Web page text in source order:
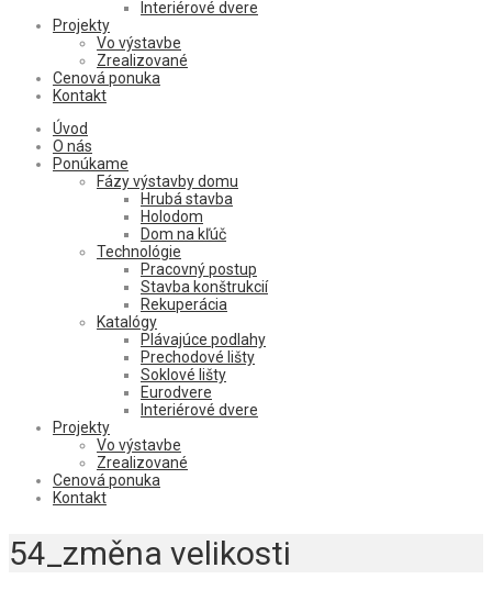
Interiérové dvere
Projekty
Vo výstavbe
Zrealizované
Cenová ponuka
Kontakt
Úvod
O nás
Ponúkame
Fázy výstavby domu
Hrubá stavba
Holodom
Dom na kľúč
Technológie
Pracovný postup
Stavba konštrukcií
Rekuperácia
Katalógy
Plávajúce podlahy
Prechodové lišty
Soklové lišty
Eurodvere
Interiérové dvere
Projekty
Vo výstavbe
Zrealizované
Cenová ponuka
Kontakt
54_změna velikosti